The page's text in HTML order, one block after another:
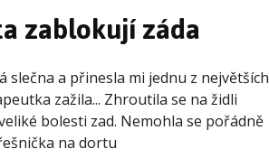
zablokují záda
a přinesla mi jednu z největších
zažila... Zhroutila se na židli
bolesti zad. Nemohla se pořádně
na dortu